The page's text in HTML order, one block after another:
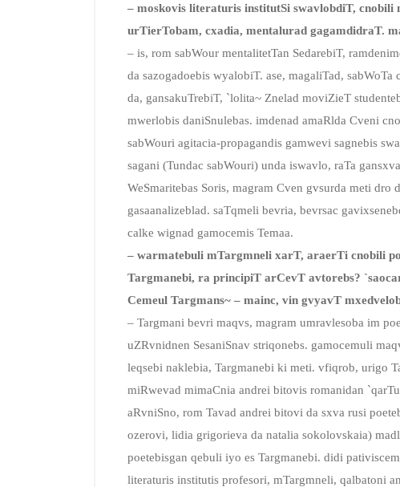
– moskovis literaturis institutSi swavlobdiT, cnobili
urTierTobam, cxadia, mentalurad gagamdidraT.
– is, rom sabWour mentalitetTan SedarebiT,
da sazogadoebis wyalobiT. ase, magaliTad,
da, gansakuTrebiT, `lolita~ Znelad moviZieT
mwerlobis daniSnulebas. imdenad amaRlda Cveni
sabWouri agitacia-propagandis gamwevi sagnebis
sagani (Tundac sabWouri) unda iswavlo, raTa
WeSmaritebas Soris, magram Cven gvsurda meti dro
gasaanalizeblad. saTqmeli bevria, bevrsac
calke wignad gamocemis Temaa.
– warmatebuli mTargmneli xarT, araerTi cnobili
Targmanebi, ra principiT arCevT avtorebs?
Cemeul Targmans~ – mainc, vin gvyavT
– Targmani bevri maqvs, magram umravlesoba im
uZRvnidnen SesaniSnav striqonebs. gamocemuli
leqsebi naklebia, Targmanebi ki meti. vfiqrob, urigo
miRwevad mimaCnia andrei bitovis romanidan
aRvniSno, rom Tavad andrei bitovi da sxva rusi
ozerovi, lidia grigorieva da natalia sokolovskaia)
poetebisgan qebuli iyo es Targmanebi. didi
literaturis institutis profesori, mTargmneli, qalbatoni